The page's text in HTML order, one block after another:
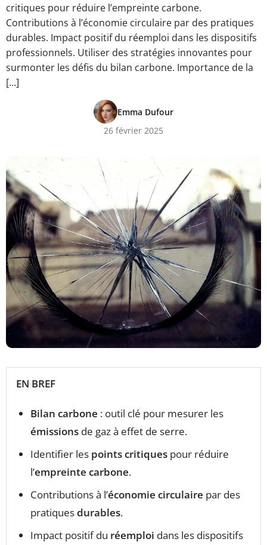
critiques pour réduire l’empreinte carbone.
Contributions à l’économie circulaire par des pratiques
durables. Impact positif du réemploi dans les dispositifs
professionnels. Utiliser des stratégies innovantes pour
surmonter les défis du bilan carbone. Importance de la
[…]
Emma Dufour
26 février 2025
EN BREF
Bilan carbone : outil clé pour mesurer les
émissions de gaz à effet de serre.
Identifier les points critiques pour réduire
l’empreinte carbone.
Contributions à l’économie circulaire par des
pratiquesdurables.
Impact positif du réemploi dans les dispositifs